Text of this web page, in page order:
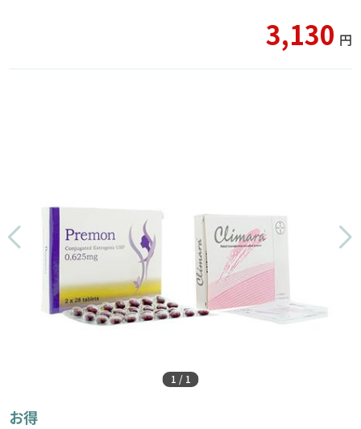
3,130 円
1 / 1
お得